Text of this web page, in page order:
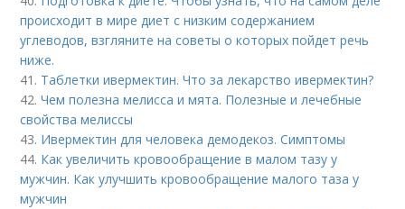
происходит в мире диет с низким содержанием
углеводов, взгляните на советы о которых пойдет речь
ниже.
41. Таблетки ивермектин. Что за лекарство ивермектин?
42.Чем полезна мелисса и мята. Полезные и лечебные
свойства мелиссы
43. Ивермектин для человека демодекоз. Симптомы
44. Как увеличить кровообращение в малом тазу у
мужчин. Как улучшить кровообращение малого таза у
мужчин